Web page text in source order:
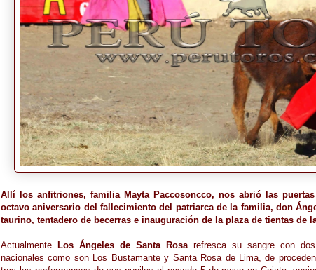
Allí los anfitriones, familia Mayta Paccosoncco, nos abrió las
octavo aniversario del fallecimiento del patriarca de la familia, don
taurino, tentadero de becerras e inauguración de la plaza de tientas de
Actualmente Los Ángeles de Santa Rosarefresca su sangre con dos
nacionales como son Los Bustamante y Santa Rosa de Lima, de